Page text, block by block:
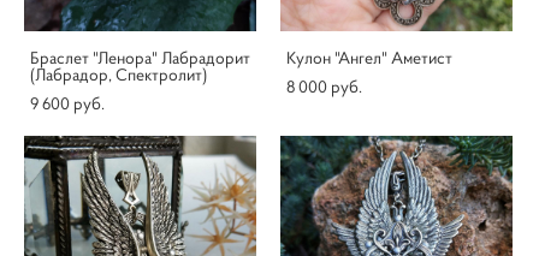
Браслет "Ленора" Лабрадорит
(Лабрадор, Спектролит)
9 600 pуб.
Кулон "Ангел" Аметист
8 000 pуб.